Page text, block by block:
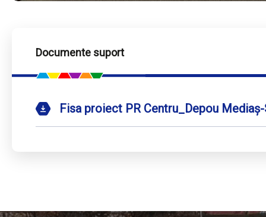
Documente suport
Fisa proiect PR Centru_Depou